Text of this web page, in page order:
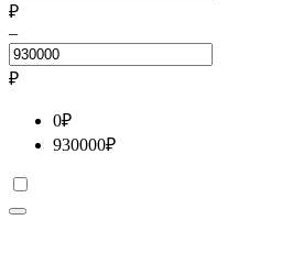
₽
–
₽
0₽
930000₽